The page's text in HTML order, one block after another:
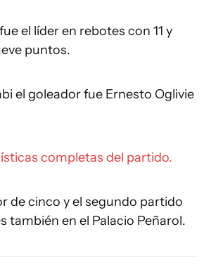
el líder en rebotes con 11 y
puntos.
el goleador fue Ernesto Oglivie
completas del partido.
de cinco y el segundo partido
también en el Palacio Peñarol.